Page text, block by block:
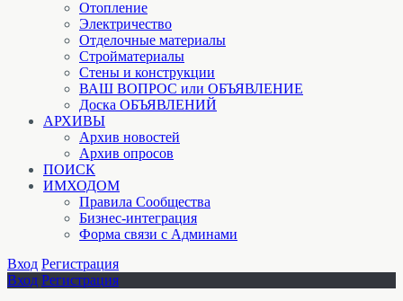
Отопление
Электричество
Отделочные материалы
Стройматериалы
Стены и конструкции
ВАШ ВОПРОС или ОБЪЯВЛЕНИЕ
Доска ОБЪЯВЛЕНИЙ
АРХИВЫ
Архив новостей
Архив опросов
ПОИСК
ИМХОДОМ
Правила Сообщества
Бизнес-интеграция
Форма связи с Админами
Вход Регистрация
Вход Регистрация